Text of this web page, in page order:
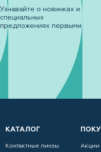
Узнавайте о новинках и
специальных
предложениях первыми
КАТАЛОГ
Контактные линзы Акции